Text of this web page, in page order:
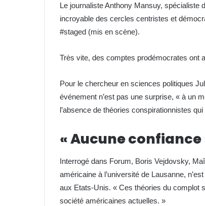
Le journaliste Anthony Mansuy, spécialiste
incroyable des cercles centristes et
#staged (mis en scène).
Très vite, des comptes prodémocrates ont
Pour le chercheur en sciences politiques
événement n’est pas une surprise, « à un
l’absence de théories conspirationnistes
« Aucune confiance
Interrogé dans Forum, Boris Vejdovsky,
américaine à l’université de Lausanne,
aux Etats-Unis. « Ces théories du complot
société américaines actuelles. »